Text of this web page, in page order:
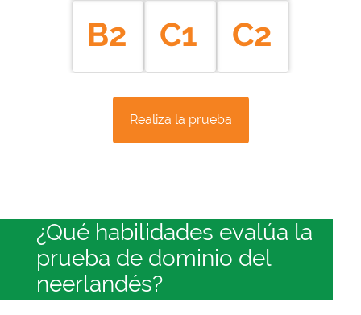
B2
C1 C2
Realiza la prueba
¿Qué habilidades evalúa la
prueba de dominio del
neerlandés?